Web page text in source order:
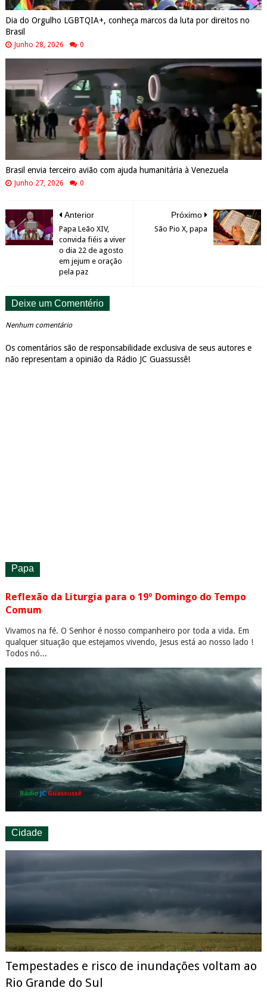
Dia do Orgulho LGBTQIA+, conheça marcos da luta por direitos no
Brasil
Junho 28, 2026 0
Brasil envia terceiro avião com ajuda humanitária à Venezuela
Junho 27, 2026 0
Próximo
São Pio X, papa
Anterior
Papa Leão XIV,
convida fiéis a viver
o dia 22 de agosto
em jejum e oração
pela paz
Deixe um Comentério
Nenhum comentário
Os comentários são de responsabilidade exclusiva de seus autores e
não representam a opinião da Rádio JC Guassussê!
Papa
Reflexão da Liturgia para o 19º Domingo do Tempo
Comum
Vivamos na fé. O Senhor é nosso companheiro por toda a vida. Em
qualquer situação que estejamos vivendo, Jesus está ao nosso lado !
Todos nó...
Cidade
Tempestades e risco de inundações voltam ao
Rio Grande do Sul